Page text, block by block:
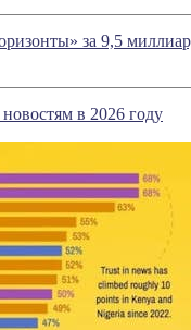
за 9,5
в 2026 году